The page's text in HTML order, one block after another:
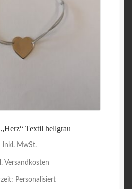
Textil hellgrau
inkl. MwSt.
Versandkosten
Personalisiert